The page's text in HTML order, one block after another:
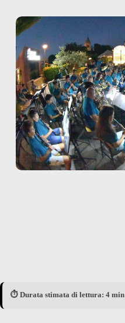
⏱️ Durata stimata di lettura: 4 min